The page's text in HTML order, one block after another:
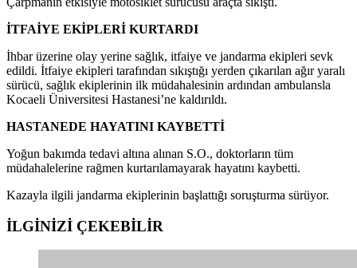
İTFAİYE EKİPLERİ KURTARDI
İhbar üzerine olay yerine sağlık, itfaiye ve jandarma ekipleri sevk
edildi. İtfaiye ekipleri tarafından sıkıştığı yerden çıkarılan ağır yaralı
sürücü, sağlık ekiplerinin ilk müdahalesinin ardından ambulansla
Kocaeli Üniversitesi Hastanesi’ne kaldırıldı.
HASTANEDE HAYATINI KAYBETTİ
Yoğun bakımda tedavi altına alınan S.O., doktorların tüm
müdahalelerine rağmen kurtarılamayarak hayatını kaybetti.
Kazayla ilgili jandarma ekiplerinin başlattığı soruşturma sürüyor.
İLGİNİZİ ÇEKEBİLİR